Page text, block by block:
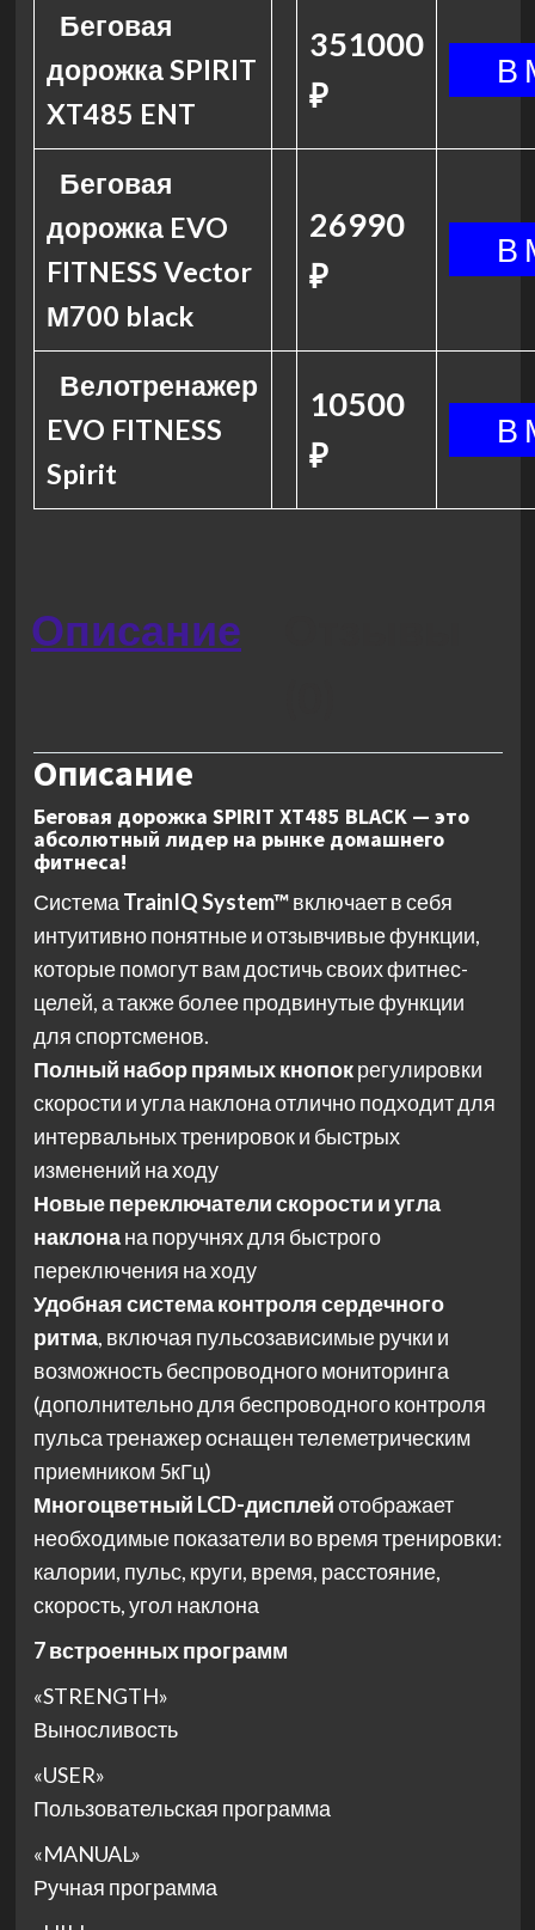
Беговая
дорожка SPIRIT
XT485 ENT
351000
₽
Беговая
дорожка EVO
FITNESS Vector
М700 black
26990
₽
Велотренажер
EVO FITNESS
Spirit
10500
₽
Описание
Описание
Беговая дорожка SPIRIT XT485 BLACK— это
абсолютный лидер на рынке домашнего
фитнеса!
Система TrainIQ System™включает в себя
интуитивно понятные и отзывчивые функции,
которые помогут вам достичь своих фитнес-
целей, а также более продвинутые функции
для спортсменов.
Полный набор прямых кнопокрегулировки
скорости и угла наклона отлично подходит для
интервальных тренировок и быстрых
изменений на ходу
Новые переключатели скорости и угла
наклонана поручнях для быстрого
переключения на ходу
Удобная система контроля сердечного
ритма, включая пульсозависимые ручки и
возможность беспроводного мониторинга
(дополнительно для беспроводного контроля
пульса тренажер оснащен телеметрическим
приемником 5кГц)
Многоцветный LCD-дисплейотображает
необходимые показатели во время тренировки:
калории, пульс, круги, время, расстояние,
скорость, угол наклона
7 встроенных программ
«STRENGTH»
Выносливость
«USER»
Пользовательская программа
«MANUAL»
Ручная программа